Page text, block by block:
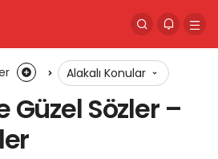
Alakalı Konular
Güzel Sözler –